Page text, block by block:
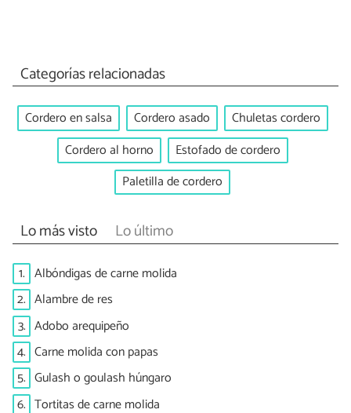
Categorías relacionadas
Cordero en salsa Cordero asado
Chuletas cordero
Cordero al horno
Estofado de cordero
Paletilla de cordero
Lo más visto Lo último
1. Albóndigas de carne molida
2. Alambre de res
3. Adobo arequipeño
4. Carne molida con papas
5. Gulash o goulash húngaro
6. Tortitas de carne molida